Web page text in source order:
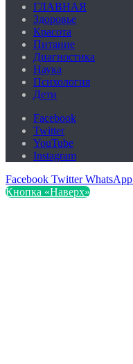
ГЛАВНАЯ
Здоровье
Красота
Питание
Диагностика
Наука
Психология
Дети
Facebook
Twitter
YouTube
Instagram
Facebook Twitter WhatsApp
Кнопка «Наверх»